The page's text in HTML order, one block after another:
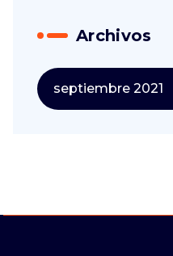
Archivos
septiembre 2021